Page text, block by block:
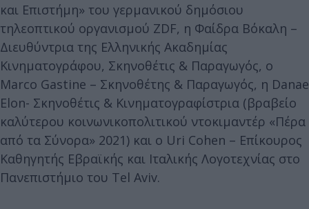
και Επιστήμη» του γερμανικού δημόσιου
τηλεοπτικού οργανισμού ZDF, η Φαίδρα Βόκαλη –
Διευθύντρια της Ελληνικής Ακαδημίας
Κινηματογράφου, Σκηνοθέτις & Παραγωγός, ο
Marco Gastine – Σκηνοθέτης & Παραγωγός, η Danae
Elon- Σκηνοθέτις & Κινηματογραφίστρια (βραβείο
καλύτερου κοινωνικοπολιτικού ντοκιμαντέρ «Πέρα
από τα Σύνορα» 2021) και ο Uri Cohen – Επίκουρος
Καθηγητής Εβραϊκής και Ιταλικής Λογοτεχνίας στο
Πανεπιστήμιο του Tel Aviv.